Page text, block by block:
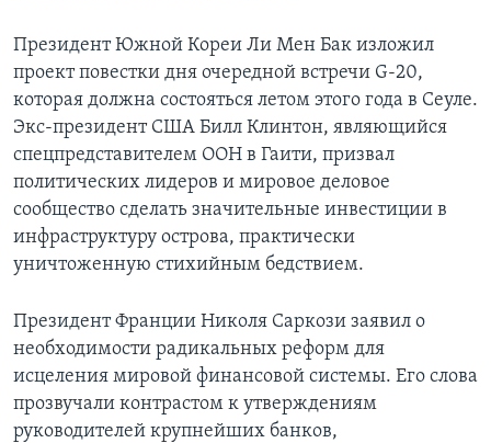
Learning English
СОЦИАЛЬНЫЕ СЕТИ
Языки
Президент Южной Кореи Ли Мен Бак изложил
проект повестки дня очередной встречи G-20,
которая должна состояться летом этого года в Сеуле.
Экс-президент США Билл Клинтон, являющийся
спецпредставителем ООН в Гаити, призвал
политических лидеров и мировое деловое
сообщество сделать значительные инвестиции в
инфраструктуру острова, практически
уничтоженную стихийным бедствием.
Президент Франции Николя Саркози заявил о
необходимости радикальных реформ для
исцеления мировой финансовой системы. Его слова
прозвучали контрастом к утверждениям
руководителей крупнейших банков,